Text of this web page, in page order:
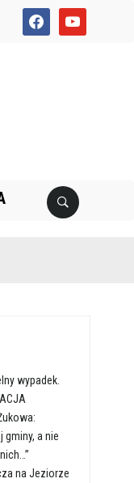
facebookyoutube
wypadek.
a nie
na Jeziorze